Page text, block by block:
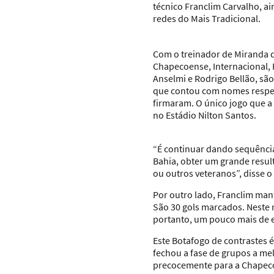
técnico Franclim Carvalho,
redes do Mais Tradicional.
Com o treinador de Miranda
Chapecoense, Internacional,
Anselmi e Rodrigo Bellão,
que contou com nomes
firmaram. O único jogo que
no Estádio Nilton Santos.
“É continuar dando
Bahia, obter um grande
ou outros veteranos”, disse
Por outro lado, Franclim
São 30 gols marcados.
portanto, um pouco mais de
Este Botafogo de contrastes
fechou a fase de grupos a
precocemente para a